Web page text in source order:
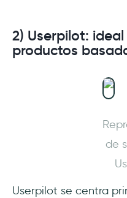
2) Userpilot:
productos
de
Userpilot se centra